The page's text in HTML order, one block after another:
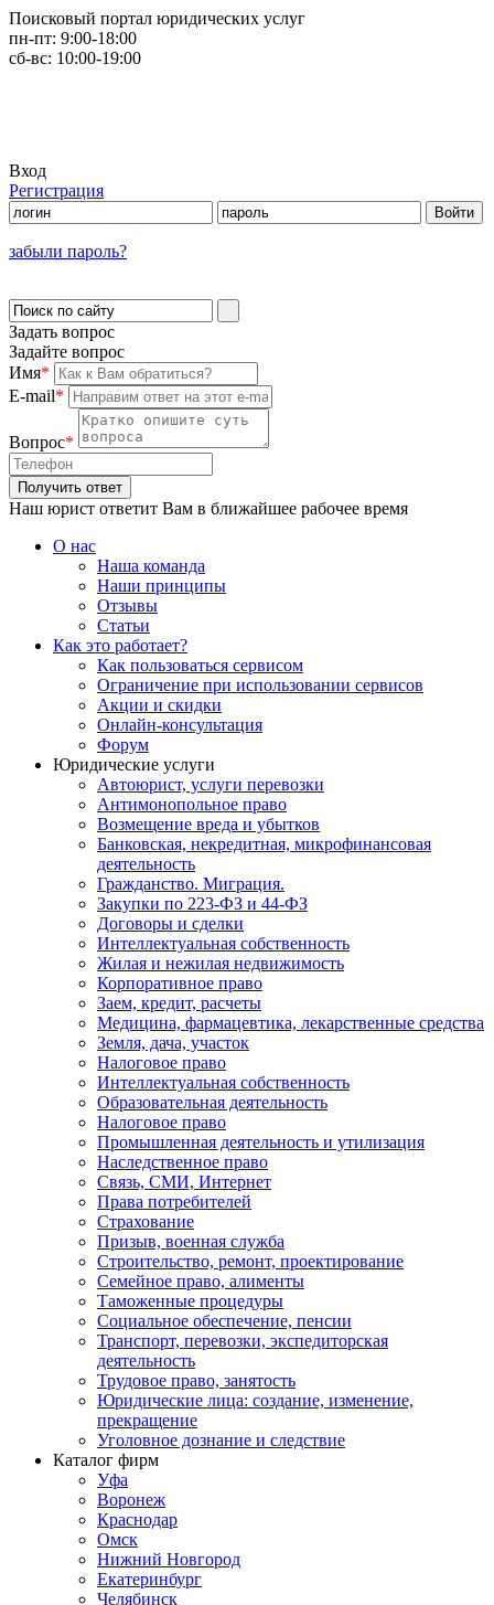
Поисковый портал юридических услуг
пн-пт: 9:00-18:00
сб-вс: 10:00-19:00
Вход
Регистрация
забыли пароль?
Задать вопрос
Задайте вопрос
Имя*
E-mail*
Вопрос*
Наш юрист ответит Вам в ближайшее рабочее время
О нас
Наша команда
Наши принципы
Отзывы
Статьи
Как это работает?
Как пользоваться сервисом
Ограничение при использовании сервисов
Акции и скидки
Онлайн-консультация
Форум
Юридические услуги
Автоюрист, услуги перевозки
Антимонопольное право
Возмещение вреда и убытков
Банковская, некредитная, микрофинансовая
деятельность
Гражданство. Миграция.
Закупки по 223-ФЗ и 44-ФЗ
Договоры и сделки
Интеллектуальная собственность
Жилая и нежилая недвижимость
Корпоративное право
Заем, кредит, расчеты
Медицина, фармацевтика, лекарственные средства
Земля, дача, участок
Налоговое право
Интеллектуальная собственность
Образовательная деятельность
Налоговое право
Промышленная деятельность и утилизация
Наследственное право
Связь, СМИ, Интернет
Права потребителей
Страхование
Призыв, военная служба
Строительство, ремонт, проектирование
Семейное право, алименты
Таможенные процедуры
Социальное обеспечение, пенсии
Транспорт, перевозки, экспедиторская
деятельность
Трудовое право, занятость
Юридические лица: создание, изменение,
прекращение
Уголовное дознание и следствие
Каталог фирм
Уфа
Воронеж
Краснодар
Омск
Нижний Новгород
Екатеринбург
Челябинск